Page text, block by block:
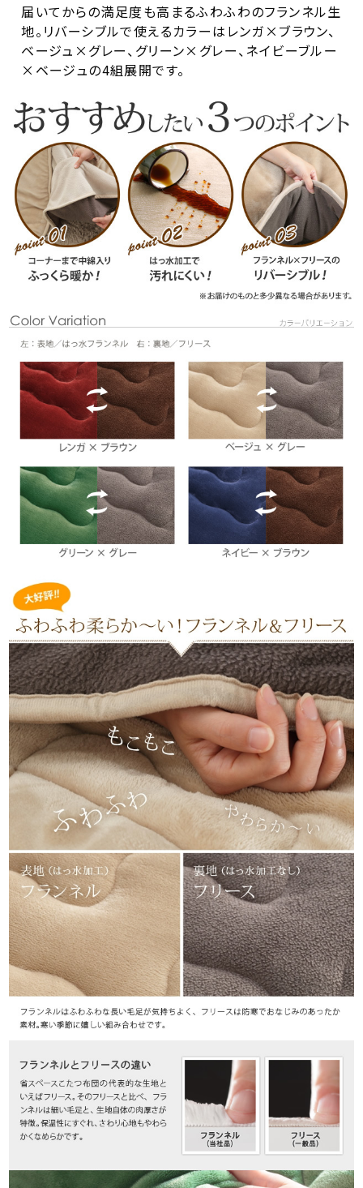
届いてからの満足度も高まるふわふわのフランネル生
地。リバーシブルで使えるカラーはレンガ×ブラウン、
ベージュ×グレー、グリーン×グレー、ネイビーブルー
×ベージュの4組展開です。